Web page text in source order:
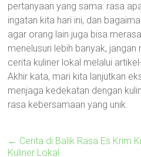
pertanyaan yang sama: rasa
ingatan kita hari ini, dan
agar orang lain juga bisa
menelusuri lebih banyak, jangan
cerita kuliner lokal melalui
Akhir kata, mari kita lanjutkan
menjaga kedekatan dengan
rasa kebersamaan yang unik.
← Cerita di Balik Rasa Es Krim
Kuliner Lokal